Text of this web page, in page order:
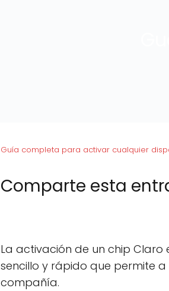
Guía completa para activar cualquier
Comparte esta
p
a
t
i
La activación de un chip Claro
sencillo y rápido que permite
compañía.